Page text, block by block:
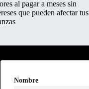
al pagar a meses sin
que pueden afectar tus
Nombre